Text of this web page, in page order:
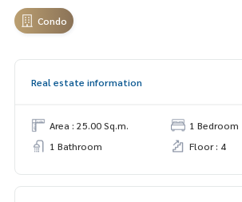
Condo
Real estate information
Area : 25.00 Sq.m.
1 Bedroom
1 Bathroom
Floor : 4